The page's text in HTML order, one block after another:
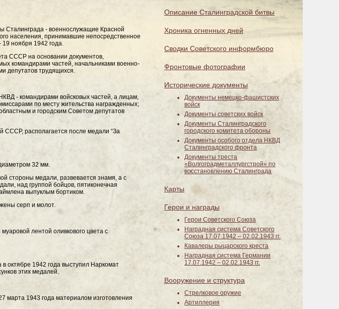
Сталинграда - военнослужащие Красной
населения, принимавшие непосредственное
ноября 1942 года.
СССР на основании документов,
командирами частей, начальниками военно-
депутатов трудящихся.
- командирами войсковых частей, а лицам,
по месту жительства награжденных;
и городским Советом депутатов
СССР, располагается после медали “За
32 мм.
стороны медали, развевается знамя, а с
над группой бойцов, пятиконечная
выпуклым бортиком.
серп и молот.
лентой оливкового цвета с
октябре 1942 года выступил Наркомат
этих медалей.
марта 1943 года материалом изготовления
Описание Сталинградской битвы
Хроника огненных дней
Сводки Советского информбюро
Фронтовые фотографии
Исторические документы
Документы немецко-фашистских
войск
Документы советских войск
Документы Сталинградского
городского комитета обороны
Документы особого отдела НКВД
Сталинградского фронта
Документы треста
«Волгоградметаллургстрой» по
восстановлению Сталинграда
Карты
Герои и награды
Герои Советского Союза
Наградная система Советского
Союза 17.07.1942 – 02.02.1943 гг.
Кавалеры рыцарского креста
Наградная система Германии
17.07.1942 – 02.02.1943 гг.
Вооружение и структура
Стрелковое оружие
Артиллерия